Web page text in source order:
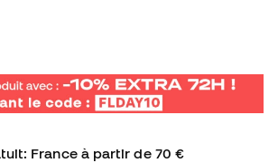
France à partir de 70 €